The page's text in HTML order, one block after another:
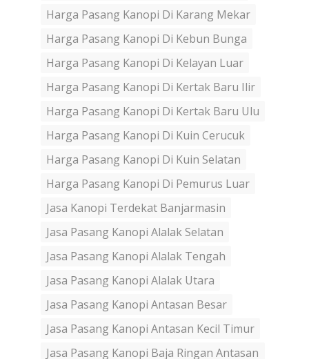
Harga Pasang Kanopi Di Karang Mekar
Harga Pasang Kanopi Di Kebun Bunga
Harga Pasang Kanopi Di Kelayan Luar
Harga Pasang Kanopi Di Kertak Baru Ilir
Harga Pasang Kanopi Di Kertak Baru Ulu
Harga Pasang Kanopi Di Kuin Cerucuk
Harga Pasang Kanopi Di Kuin Selatan
Harga Pasang Kanopi Di Pemurus Luar
Jasa Kanopi Terdekat Banjarmasin
Jasa Pasang Kanopi Alalak Selatan
Jasa Pasang Kanopi Alalak Tengah
Jasa Pasang Kanopi Alalak Utara
Jasa Pasang Kanopi Antasan Besar
Jasa Pasang Kanopi Antasan Kecil Timur
Jasa Pasang Kanopi Baja Ringan Antasan